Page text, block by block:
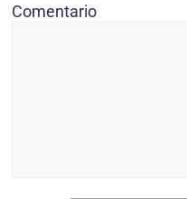
Comentario